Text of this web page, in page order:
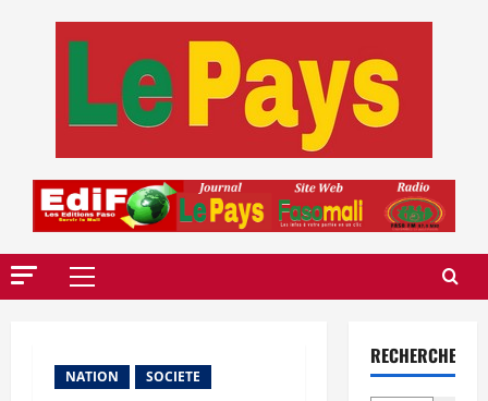
Menu
NATION SOCIETE
RECHERCHER